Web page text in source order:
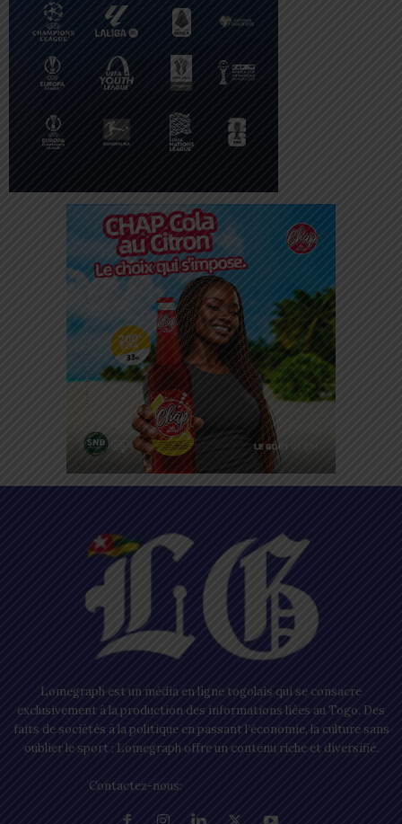
Lomegraph est un média en ligne togolais qui se consacre
exclusivement à la production des informations liées au Togo. Des
faits de sociétés à la politique en passant l’économie, la culture sans
oublier le sport ; Lomegraph offre un contenu riche et diversifié.
Contactez-nous: